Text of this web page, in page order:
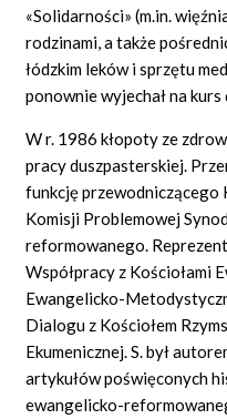
«Solidarności» (m.in.
rodzinami, a także
łódzkim leków i sprzętu
ponownie wyjechał na
W r. 1986 kłopoty ze
pracy duszpasterskiej.
funkcję
Komisji Problemowej
reformowanego.
Współpracy z Kościołami
Ewangelicko-
Dialogu z Kościołem
Ekumenicznej. S. był
artykułów poświęconych
ewangelicko-